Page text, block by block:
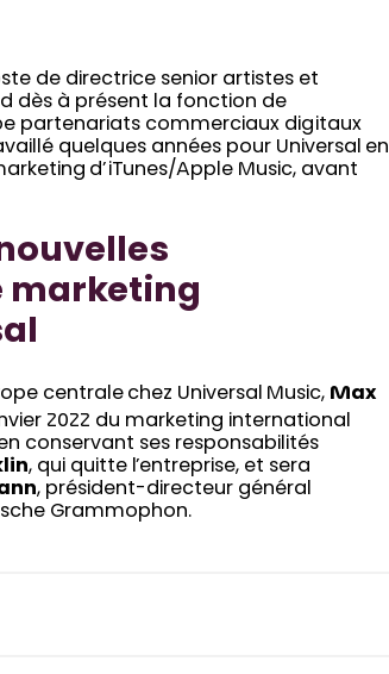
de directrice senior artistes et
dès à présent la fonction de
partenariats commerciaux digitaux
quelques années pour Universal en
d’iTunes/Apple Music, avant
marketing
centrale chez Universal Music, Max
2022 du marketing international
conservant ses responsabilités
, qui quitte l’entreprise, et sera
, président-directeur général
Grammophon.